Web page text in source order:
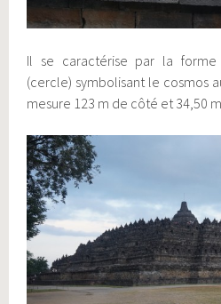
Il se caractérise par la forme
(cercle) symbolisant le cosmos
mesure 123 m de côté et 34,50